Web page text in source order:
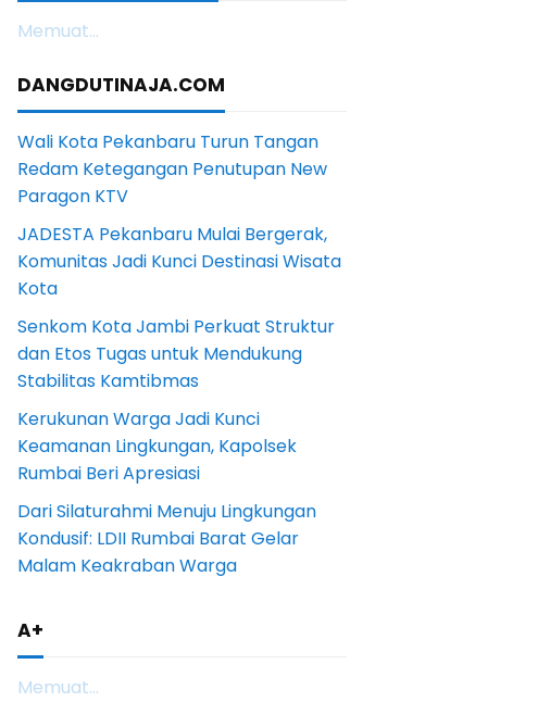
Memuat...
DANGDUTINAJA.COM
Wali Kota Pekanbaru Turun Tangan
Redam Ketegangan Penutupan New
Paragon KTV
JADESTA Pekanbaru Mulai Bergerak,
Komunitas Jadi Kunci Destinasi Wisata
Kota
Senkom Kota Jambi Perkuat Struktur
dan Etos Tugas untuk Mendukung
Stabilitas Kamtibmas
Kerukunan Warga Jadi Kunci
Keamanan Lingkungan, Kapolsek
Rumbai Beri Apresiasi
Dari Silaturahmi Menuju Lingkungan
Kondusif: LDII Rumbai Barat Gelar
Malam Keakraban Warga
A+
Memuat...